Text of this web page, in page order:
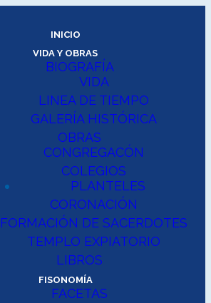
INICIO
VIDA Y OBRAS
BIOGRAFÍA
VIDA
LINEA DE TIEMPO
GALERÍA HISTÓRICA
OBRAS
CONGREGACÓN
COLEGIOS
PLANTELES
CORONACIÓN
FORMACIÓN DE SACERDOTES
TEMPLO EXPIATORIO
LIBROS
FISONOMÍA
FACETAS